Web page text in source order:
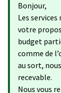
Bonjour,
Les
votre
budget
comme de
au sort,
recevable.
Nous vous